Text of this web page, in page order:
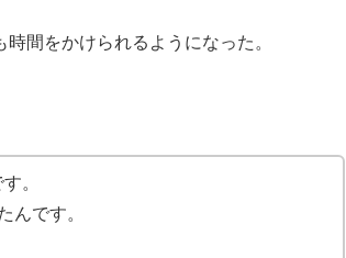
間をかけられるようになった。
。
んです。